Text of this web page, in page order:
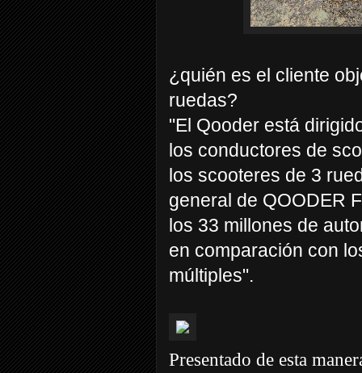
¿quién es el cliente
ruedas?
"El Qooder está
los conductores de
los scooteres de 3
general de QOODER
los 33 millones de
en comparación con
múltiples".
Presentado de esta